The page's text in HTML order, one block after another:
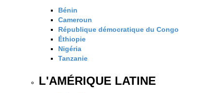
Bénin
Cameroun
République démocratique du Congo
Éthiopie
Nigéria
Tanzanie
L'AMÉRIQUE LATINE